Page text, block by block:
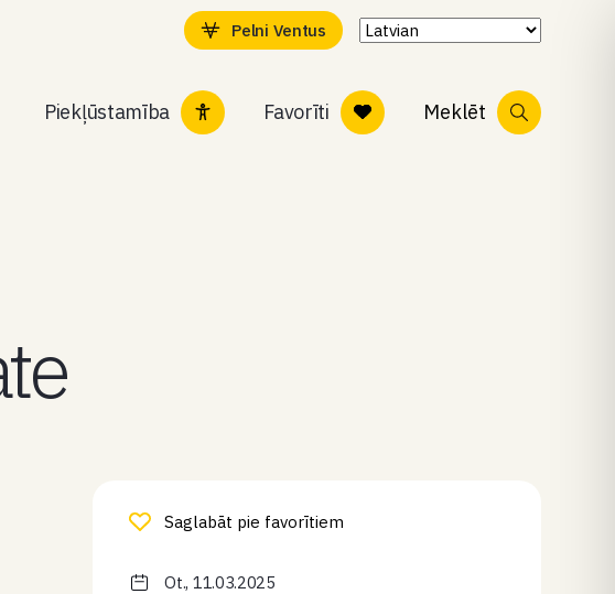
Pelni Ventus
Piekļūstamība Favorīti Meklēt
Saglabāt pie favorītiem
Ot., 11.03.2025